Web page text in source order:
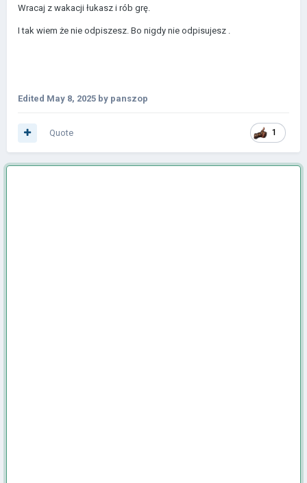
Wracaj z wakacji łukasz i rób grę.
I tak wiem że nie odpiszesz. Bo nigdy nie odpisujesz .
Edited May 8, 2025 by panszop
1
Quote